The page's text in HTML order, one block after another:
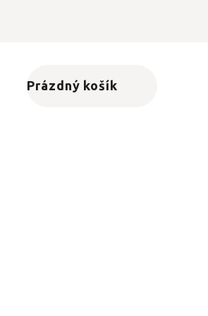
Nákupní košík
Prázdný košík